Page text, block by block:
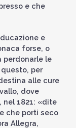
e che
e
forse, o
perdonarle le
per
alle cure
dove
nel 1821: «dite
che porti seco
Allegra,